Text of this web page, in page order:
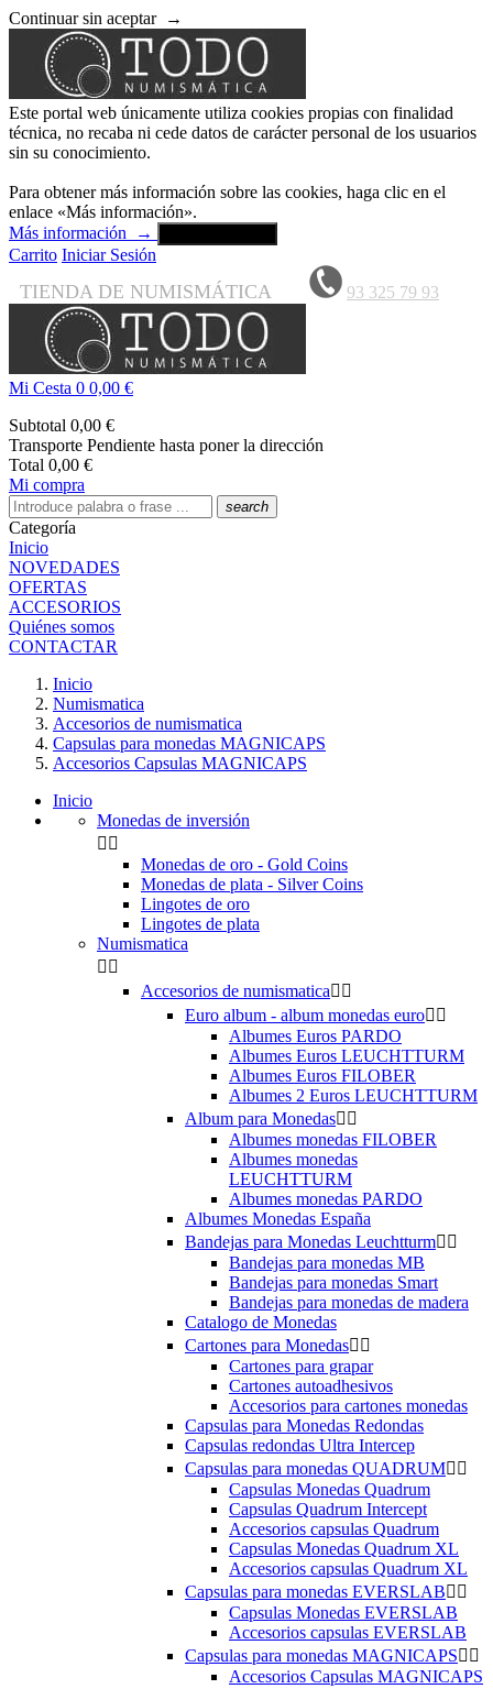
Continuar sin aceptar →
Este portal web únicamente utiliza cookies propias con finalidad
técnica, no recaba ni cede datos de carácter personal de los usuarios
sin su conocimiento.
Para obtener más información sobre las cookies, haga clic en el
enlace «Más información».
Más información
→
Carrito Iniciar Sesión
TIENDA DE NUMISMÁTICA 93 325 79 93
Mi Cesta 0 0,00 €
Subtotal 0,00 €
Transporte Pendiente hasta poner la dirección
Total 0,00 €
Mi compra
search
Categoría
Inicio
NOVEDADES
OFERTAS
ACCESORIOS
Quiénes somos
CONTACTAR
Inicio
Numismatica
Accesorios de numismatica
Capsulas para monedas MAGNICAPS
Accesorios Capsulas MAGNICAPS
Inicio
Monedas de inversión
 
Monedas de oro - Gold Coins
Monedas de plata - Silver Coins
Lingotes de oro
Lingotes de plata
Numismatica
 
Accesorios de numismatica 
Euro album - album monedas euro 
Albumes Euros PARDO
Albumes Euros LEUCHTTURM
Albumes Euros FILOBER
Albumes 2 Euros LEUCHTTURM
Album para Monedas 
Albumes monedas FILOBER
Albumes monedas
LEUCHTTURM
Albumes monedas PARDO
Albumes Monedas España
Bandejas para Monedas Leuchtturm 
Bandejas para monedas MB
Bandejas para monedas Smart
Bandejas para monedas de madera
Catalogo de Monedas
Cartones para Monedas 
Cartones para grapar
Cartones autoadhesivos
Accesorios para cartones monedas
Capsulas para Monedas Redondas
Capsulas redondas Ultra Intercep
Capsulas para monedas QUADRUM 
Capsulas Monedas Quadrum
Capsulas Quadrum Intercept
Accesorios capsulas Quadrum
Capsulas Monedas Quadrum XL
Accesorios capsulas Quadrum XL
Capsulas para monedas EVERSLAB 
Capsulas Monedas EVERSLAB
Accesorios capsulas EVERSLAB
Capsulas para monedas MAGNICAPS 
Accesorios Capsulas MAGNICAPS